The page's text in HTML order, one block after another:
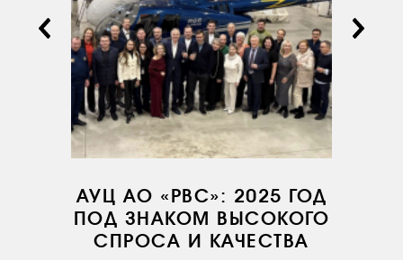
АУЦ АО «РВС»: 2025 ГОД
ПОД ЗНАКОМ ВЫСОКОГО
СПРОСА И КАЧЕСТВА